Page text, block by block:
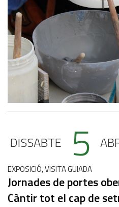
DISSABTE 5
EXPOSICIÓ, VISITA GUIADA
Jornades de portes
Càntir tot el cap de